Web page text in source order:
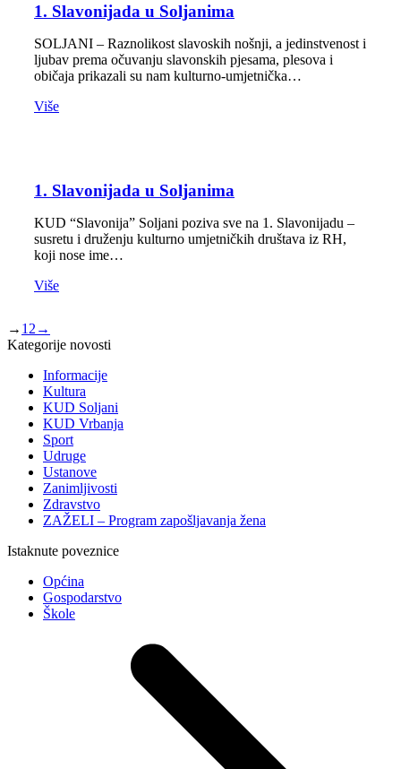
1. Slavonijada u Soljanima
SOLJANI – Raznolikost slavoskih nošnji, a jedinstvenost i
ljubav prema očuvanju slavonskih pjesama, plesova i
običaja prikazali su nam kulturno-umjetnička…
Više
1. Slavonijada u Soljanima
KUD “Slavonija” Soljani poziva sve na 1. Slavonijadu –
susretu i druženju kulturno umjetničkih društava iz RH,
koji nose ime…
Više
→ 1 2 →
Kategorije novosti
Informacije
Kultura
KUD Soljani
KUD Vrbanja
Sport
Udruge
Ustanove
Zanimljivosti
Zdravstvo
ZAŽELI – Program zapošljavanja žena
Istaknute poveznice
Općina
Gospodarstvo
Škole